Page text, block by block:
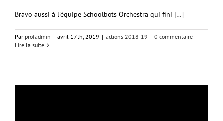
Bravo aussi à l’équipe Schoolbots Orchestra qui fini […]
Par profadmin | avril 17th, 2019 | actions 2018-19 | 0 commentaire
Lire la suite